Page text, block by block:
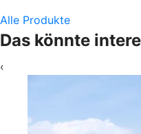
Alle Produkte
Das könnte
‹